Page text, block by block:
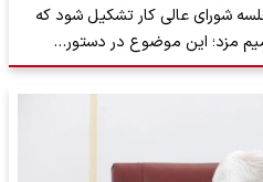
قرار است جلسه شورای عالی کار تشکیل شود که
مزد؛ این موضوع در دستور…